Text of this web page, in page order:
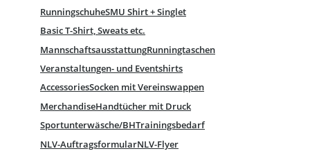
RunningschuheSMU Shirt + Singlet
Basic T-Shirt, Sweats etc.
MannschaftsausstattungRunningtaschen
Veranstaltungen- und Eventshirts
AccessoriesSocken mit Vereinswappen
MerchandiseHandtücher mit Druck
Sportunterwäsche/BHTrainingsbedarf
NLV-AuftragsformularNLV-Flyer